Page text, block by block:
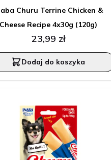
Churu Terrine Chicken &
Cheese Recipe 4x30g (120g)
23,99 zł
Dodaj do koszyka